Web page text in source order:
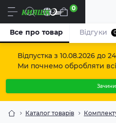
Відпустка з 10.08.2026 до
Ми почнемо обробляти
Uk 0
Каталог товарів
Все про товар Відгуки